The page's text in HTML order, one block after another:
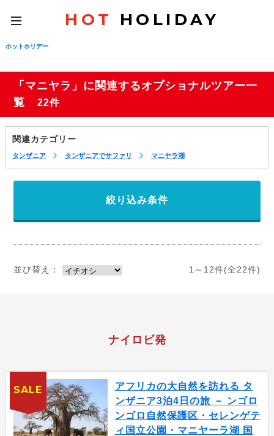
toggle
navigation
HOT HOLIDAY
ホットホリデー
「マニヤラ」に関連するオプショナルツアー一
覧
22件
関連カテゴリー
タンザニア タンザニアでサファリ マニヤラ湖
絞り込み条件
並び替え： 1～12件(全22件)
ナイロビ発
アフリカの大自然を訪れる タ
ンザニア3泊4日の旅 － ンゴロ
ンゴロ自然保護区・セレンゲテ
ィ国立公園・マニヤーラ湖 国
SALE